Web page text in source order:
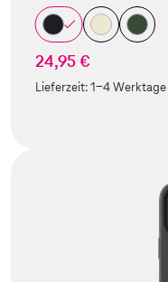
24,95 €
Lieferzeit:1-4 Werktage